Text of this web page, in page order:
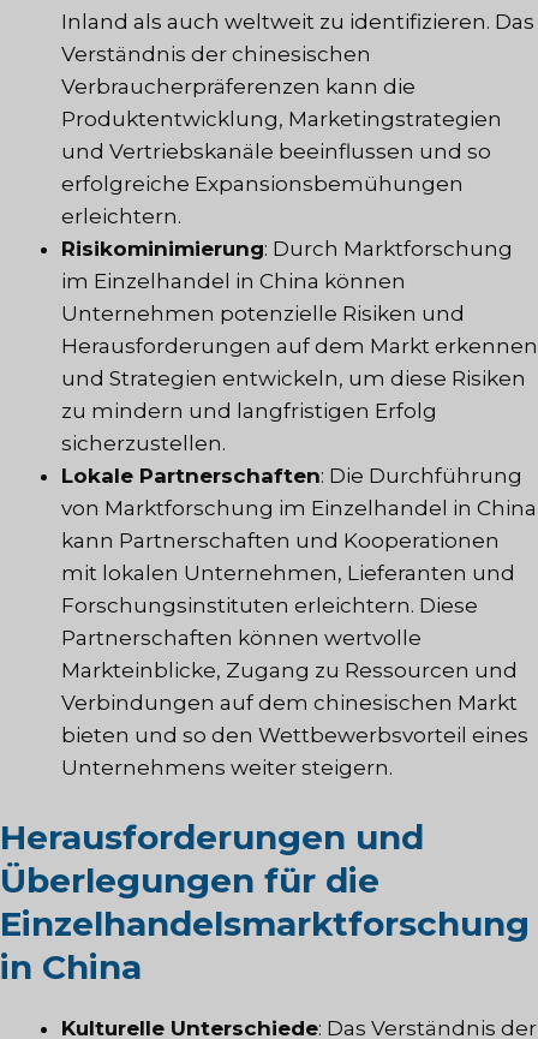
Inland als auch weltweit zu identifizieren. Das
Verständnis der chinesischen
Verbraucherpräferenzen kann die
Produktentwicklung, Marketingstrategien
und Vertriebskanäle beeinflussen und so
erfolgreiche Expansionsbemühungen
erleichtern.
Risikominimierung: Durch Marktforschung
im Einzelhandel in China können
Unternehmen potenzielle Risiken und
Herausforderungen auf dem Markt erkennen
und Strategien entwickeln, um diese Risiken
zu mindern und langfristigen Erfolg
sicherzustellen.
Lokale Partnerschaften: Die Durchführung
von Marktforschung im Einzelhandel in China
kann Partnerschaften und Kooperationen
mit lokalen Unternehmen, Lieferanten und
Forschungsinstituten erleichtern. Diese
Partnerschaften können wertvolle
Markteinblicke, Zugang zu Ressourcen und
Verbindungen auf dem chinesischen Markt
bieten und so den Wettbewerbsvorteil eines
Unternehmens weiter steigern.
Herausforderungen und
Überlegungen für die
Einzelhandelsmarktforschung
in China
Kulturelle Unterschiede: Das Verständnis der